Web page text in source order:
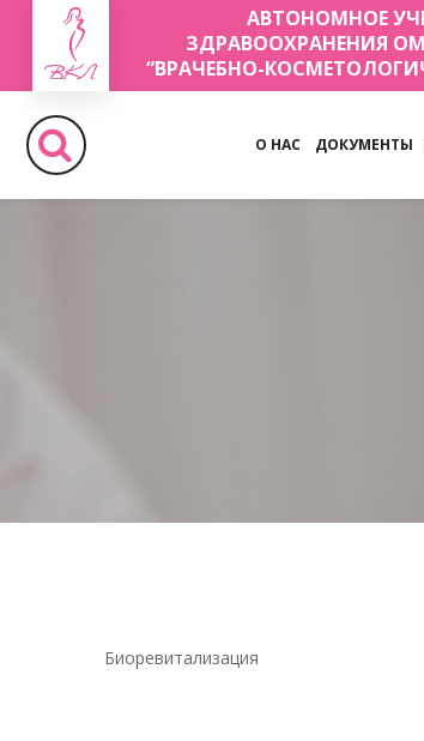
АВТОНОМНОЕ
ЗДРАВООХРАНЕНИЯ
“ВРАЧЕБНО-
О НАС ДОКУМЕНТЫ
Биоревитализация